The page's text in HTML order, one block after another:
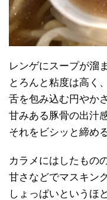
レンゲにスープが溜
とろんと粘度は高く、
舌を包み込む円やかさ
甘みある豚骨の出汁感
それをビシッと締め
カラメにはしたものの
甘さなどでマスキン
しょっぱいというほ